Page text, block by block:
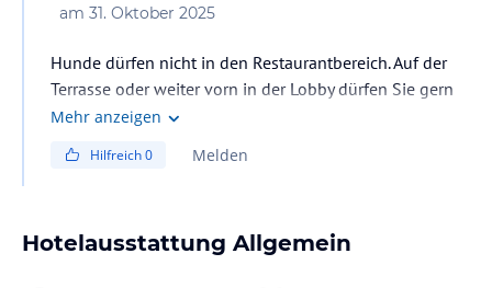
am 31. Oktober 2025
Hunde dürfen nicht in den Restaurantbereich. Auf der
Terrasse oder weiter vorn in der Lobby dürfen Sie gern
mit Hund Platz nehmen.
Mehr anzeigen
Hilfreich0 Melden
Hotelausstattung Allgemein